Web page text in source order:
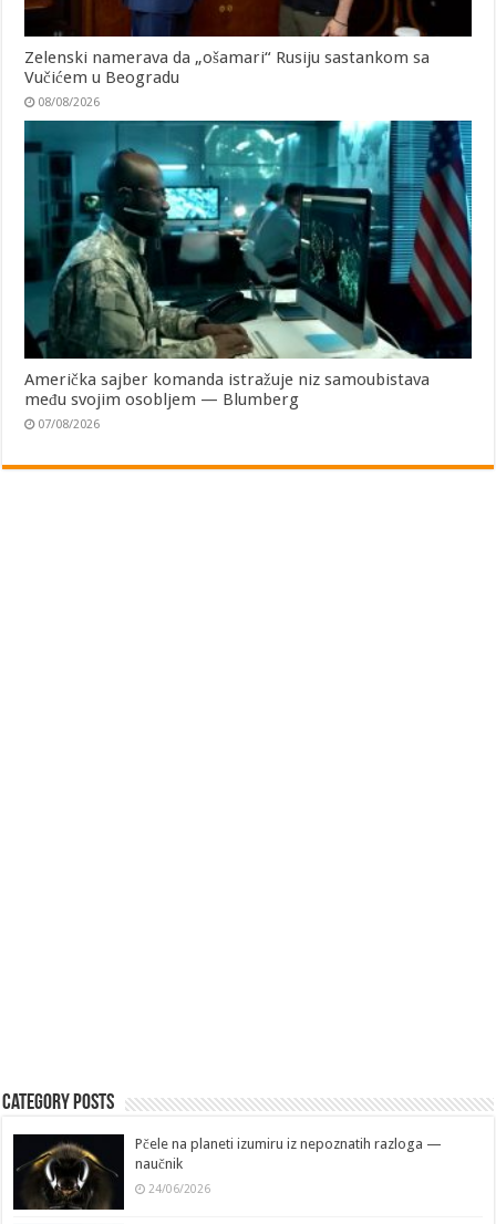
Zelenski namerava da „ošamari“ Rusiju sastankom sa
Vučićem u Beogradu
08/08/2026
Američka sajber komanda istražuje niz samoubistava
među svojim osobljem — Blumberg
07/08/2026
Category Posts
Pčele na planeti izumiru iz nepoznatih razloga —
naučnik
24/06/2026